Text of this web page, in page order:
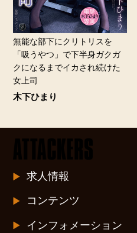
無能な部下にクリトリスを
「吸うやつ」で下半身ガクガ
クになるまでイカされ続けた
女上司
木下ひまり
求人情報
コンテンツ
インフォメーション